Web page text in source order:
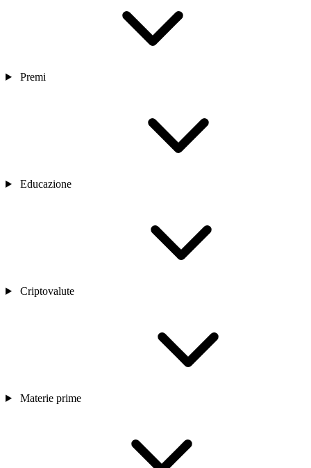
Premi
Educazione
Criptovalute
Materie prime